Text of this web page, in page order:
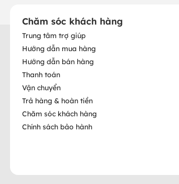
Chăm sóc khách hàng
Trung tâm trợ giúp
Hướng dẫn mua hàng
Hướng dẫn bán hàng
Thanh toán
Vận chuyển
Trả hàng & hoàn tiền
Chăm sóc khách hàng
Chính sách bảo hành